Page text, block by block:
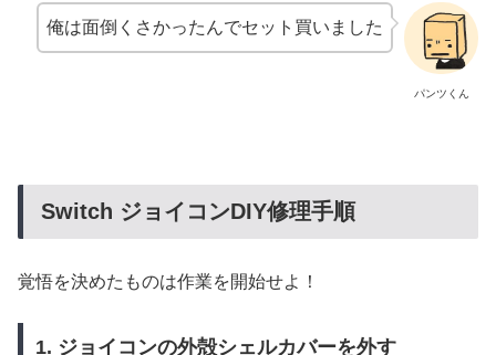
パンツくん
俺は面倒くさかったんでセット買いました
Switch ジョイコンDIY修理手順
覚悟を決めたものは作業を開始せよ！
1. ジョイコンの外殻シェルカバーを外す